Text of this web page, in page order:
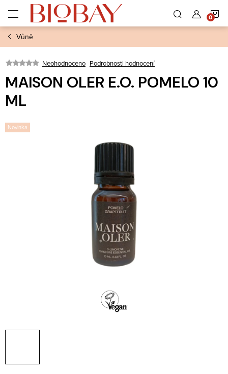
obsah
Vůně
Neohodnoceno Podrobnosti hodnocení
MAISON OLER E.O. POMELO 10
ML
Novinka